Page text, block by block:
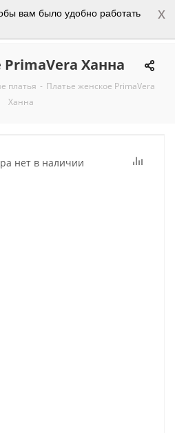
вам было удобно работать
x
0
Ханна
платья - Платье женское PrimaVera
Ханна
нет в наличии